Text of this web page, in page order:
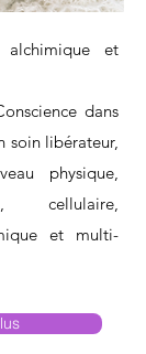
alchimique et
dans
soin libérateur,
physique,
cellulaire,
et multi-